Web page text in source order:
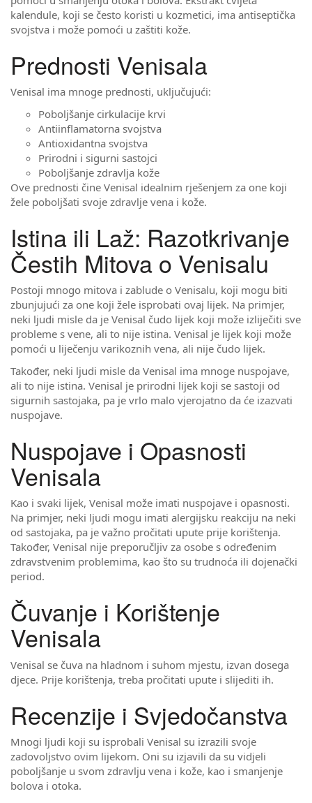
kalendule, koji se često koristi u kozmetici, ima antiseptička
svojstva i može pomoći u zaštiti kože.
Prednosti Venisala
Venisal ima mnoge prednosti, uključujući:
Poboljšanje cirkulacije krvi
Antiinflamatorna svojstva
Antioxidantna svojstva
Prirodni i sigurni sastojci
Poboljšanje zdravlja kože
Ove prednosti čine Venisal idealnim rješenjem za one koji
žele poboljšati svoje zdravlje vena i kože.
Istina ili Laž: Razotkrivanje
Čestih Mitova o Venisalu
Postoji mnogo mitova i zablude o Venisalu, koji mogu biti
zbunjujući za one koji žele isprobati ovaj lijek. Na primjer,
neki ljudi misle da je Venisal čudo lijek koji može izliječiti sve
probleme s vene, ali to nije istina. Venisal je lijek koji može
pomoći u liječenju varikoznih vena, ali nije čudo lijek.
Također, neki ljudi misle da Venisal ima mnoge nuspojave,
ali to nije istina. Venisal je prirodni lijek koji se sastoji od
sigurnih sastojaka, pa je vrlo malo vjerojatno da će izazvati
nuspojave.
Nuspojave i Opasnosti
Venisala
Kao i svaki lijek, Venisal može imati nuspojave i opasnosti.
Na primjer, neki ljudi mogu imati alergijsku reakciju na neki
od sastojaka, pa je važno pročitati upute prije korištenja.
Također, Venisal nije preporučljiv za osobe s određenim
zdravstvenim problemima, kao što su trudnoća ili dojenački
period.
Čuvanje i Korištenje
Venisala
Venisal se čuva na hladnom i suhom mjestu, izvan dosega
djece. Prije korištenja, treba pročitati upute i slijediti ih.
Recenzije i Svjedočanstva
Mnogi ljudi koji su isprobali Venisal su izrazili svoje
zadovoljstvo ovim lijekom. Oni su izjavili da su vidjeli
poboljšanje u svom zdravlju vena i kože, kao i smanjenje
bolova i otoka.